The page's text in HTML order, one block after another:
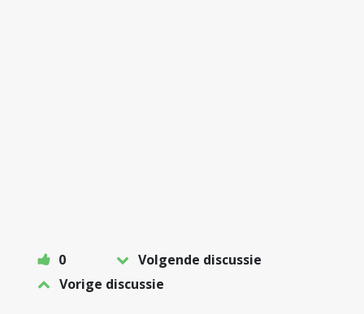
0
Volgende discussie
Vorige discussie